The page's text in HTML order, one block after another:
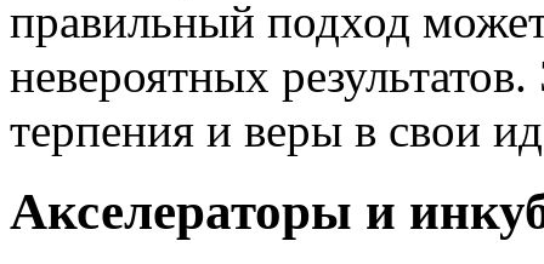
правильный подход
невероятных
терпения и веры в свои
Акселераторы и